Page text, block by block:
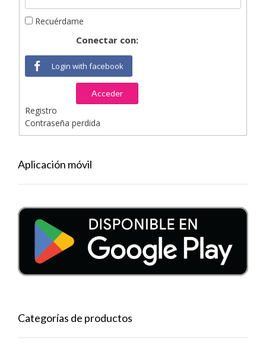
Recuérdame
Conectar con:
Login with facebook
Acceder
Registro
Contraseña perdida
Aplicación móvil
Categorías de productos